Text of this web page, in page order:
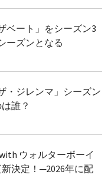
ベート」をシーズン3
ーズンとなる
・ジレンマ」シーズン
誰？
ウォルターボーイ
決定！─2026年に配